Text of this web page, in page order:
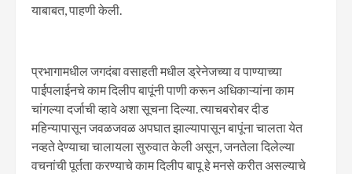
याबाबत, पाहणी केली.
प्रभागामधील जगदंबा वसाहती मधील ड्रेनेजच्या व पाण्याच्या
पाईपलाईनचे काम दिलीप बापूंनी पाणी करून अधिकाऱ्यांना काम
चांगल्या दर्जाची व्हावे अशा सूचना दिल्या. त्याचबरोबर दीड
महिन्यापासून जवळजवळ अपघात झाल्यापासून बापूंना चालता येत
नव्हते देण्याचा चालायला सुरुवात केली असून, जनतेला दिलेल्या
वचनांची पूर्तता करण्याचे काम दिलीप बापू हे मनसे करीत असल्याचे